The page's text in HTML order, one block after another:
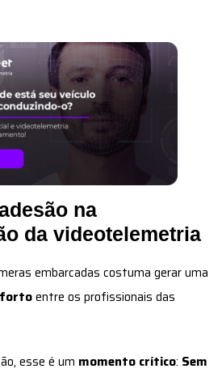
na
da videotelemetria
embarcadas costuma gerar uma
entre os profissionais das
esse é um momento crítico: Sem